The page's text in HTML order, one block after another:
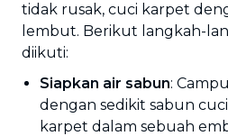
tidak rusak, cuci karpet
lembut. Berikut langkah-
diikuti:
Siapkan air sabun:
dengan sedikit sabun
karpet dalam sebuah